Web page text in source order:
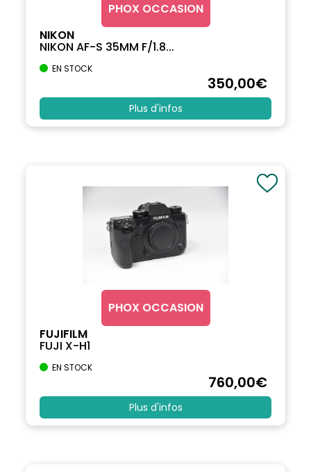
PHOX OCCASION
NIKON
NIKON AF-S 35MM F/1.8...
EN STOCK
350,00€
Plus d'infos
PHOX OCCASION
FUJIFILM
FUJI X-H1
EN STOCK
760,00€
Plus d'infos